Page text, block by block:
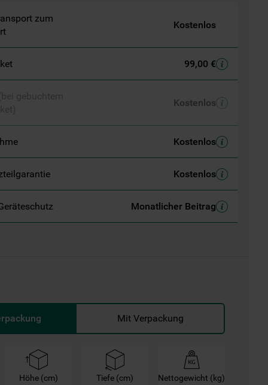
zum
Kostenlos
99,00 €
Kostenlos
Kostenlos
Kostenlos
Monatlicher Beitrag
Mit Verpackung
Höhe (cm)
Tiefe (cm)
Nettogewicht (kg)